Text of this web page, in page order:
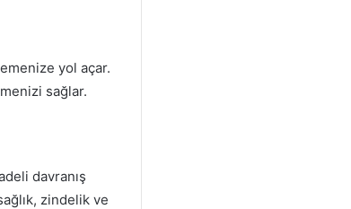
yol açar.
sağlar.
davranış
zindelik ve